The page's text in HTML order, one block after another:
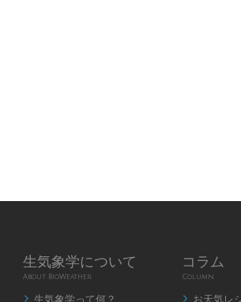
生気象学について
About BioWeather
 生気象学って何？
コラム
Column
 お天気レ